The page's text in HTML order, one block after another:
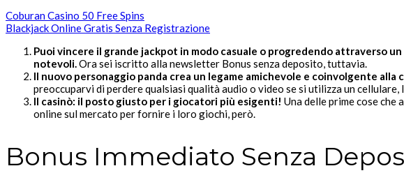
Coburan Casino 50 Free Spins
Blackjack Online Gratis Senza Registrazione
Puoi vincere il grande jackpot in modo casuale o progredendo attraverso
notevoli.Ora sei iscritto alla newsletter Bonus senza deposito, tuttavia.
Il nuovo personaggio panda crea un legame amichevole e coinvolgente
preoccuparvi di perdere qualsiasi qualità audio o video se si utilizza un
Il casinò: il posto giusto per i giocatori più esigenti! Una delle prime cose
online sul mercato per fornire i loro giochi, però.
Bonus Immediato Senza